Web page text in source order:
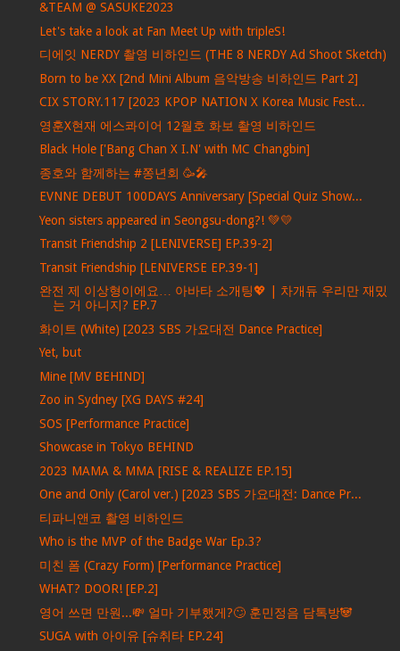
&TEAM @ SASUKE2023
Let's take a look at Fan Meet Up with tripleS!
디에잇 NERDY 촬영 비하인드 (THE 8 NERDY Ad Shoot Sketch)
Born to be XX [2nd Mini Album 음악방송 비하인드 Part 2]
CIX STORY.117 [2023 KPOP NATION X Korea Music Fest...
영훈X현재 에스콰이어 12월호 화보 촬영 비하인드
Black Hole ['Bang Chan X I.N' with MC Changbin]
종호와 함께하는 #쫑년회 🥳🎤
EVNNE DEBUT 100DAYS Anniversary [Special Quiz Show...
Yeon sisters appeared in Seongsu-dong?! 💚💛
Transit Friendship 2 [LENIVERSE] EP.39-2]
Transit Friendship [LENIVERSE EP.39-1]
완전 제 이상형이에요… 아바타 소개팅💖 | 차개듀 우리만 재밌
는 거 아니지? EP.7
화이트 (White) [2023 SBS 가요대전 Dance Practice]
Yet, but
Mine [MV BEHIND]
Zoo in Sydney [XG DAYS #24]
SOS [Performance Practice]
Showcase in Tokyo BEHIND
2023 MAMA & MMA [RISE & REALIZE EP.15]
One and Only (Carol ver.) [2023 SBS 가요대전: Dance Pr...
티파니앤코 촬영 비하인드
Who is the MVP of the Badge War Ep.3?
미친 폼 (Crazy Form) [Performance Practice]
WHAT? DOOR! [EP.2]
영어 쓰면 만원...💸 얼마 기부했게?🙄 훈민정음 담톡방🐼
SUGA with 아이유 [슈취타 EP.24]